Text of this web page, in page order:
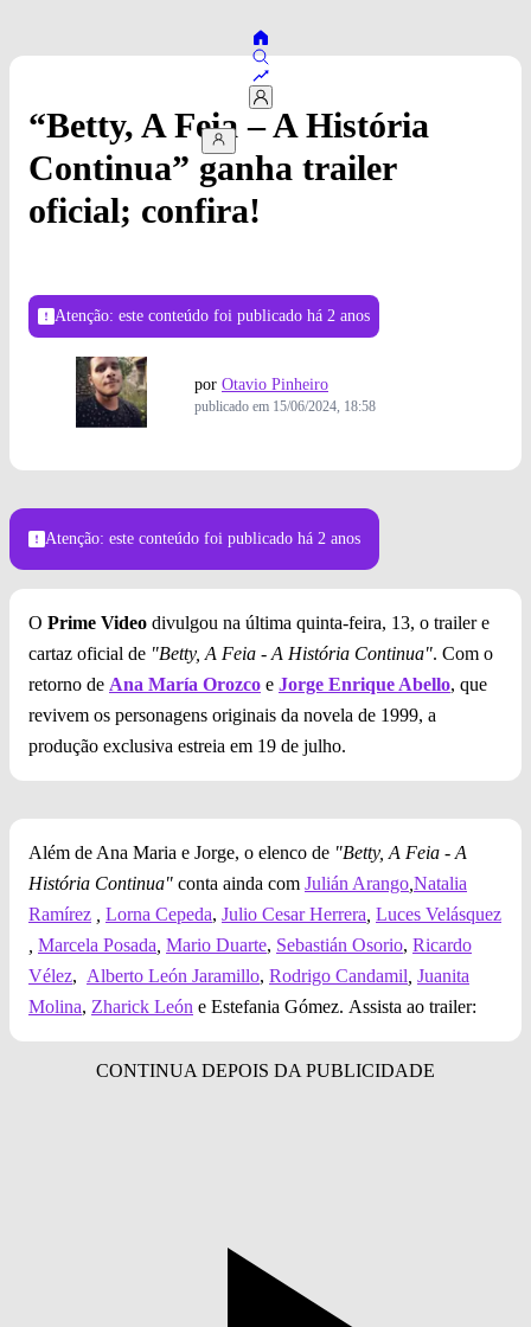
“Betty, A Feia – A História
Continua” ganha trailer
oficial; confira!
Atenção: este conteúdo foi publicado há 2 anos
por Otavio Pinheiro
publicado em 15/06/2024, 18:58
Atenção: este conteúdo foi publicado há 2 anos
O Prime Video divulgou na última quinta-feira, 13, o trailer e
cartaz oficial de "Betty, A Feia - A História Continua". Com o
retorno de Ana María Orozco e Jorge Enrique Abello, que
revivem os personagens originais da novela de 1999, a
produção exclusiva estreia em 19 de julho.
Além de Ana Maria e Jorge, o elenco de "Betty, A Feia - A
História Continua" conta ainda com Julián Arango Natalia
Ramírez
Lorna Cepeda, Julio Cesar Herrera Luces Velásquez
Marcela Posada Mario Duarte, Sebastián Osorio, Ricardo
Vélez, Alberto León Jaramillo, Rodrigo Candamil Juanita
Molina, Zharick León e Estefania Gómez. Assista ao trailer: